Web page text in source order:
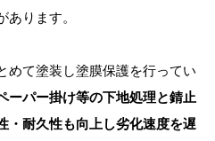
あります。
て塗装し塗膜保護を行ってい
ーパー掛け等の下地処理と錆止
・耐久性も向上し劣化速度を遅